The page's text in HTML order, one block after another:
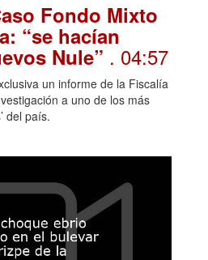
Fondo Mixto
“se hacían
Nule” . 04:57
un informe de la Fiscalía
a uno de los más
del país.